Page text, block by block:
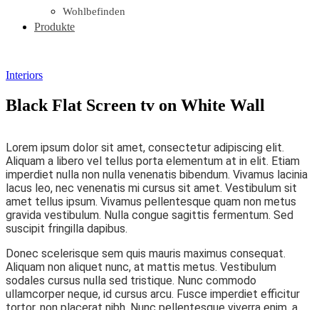
Wohlbefinden
Produkte
Interiors
Black Flat Screen tv on White Wall
Lorem ipsum dolor sit amet, consectetur adipiscing elit.
Aliquam a libero vel tellus porta elementum at in elit. Etiam
imperdiet nulla non nulla venenatis bibendum. Vivamus lacinia
lacus leo, nec venenatis mi cursus sit amet. Vestibulum sit
amet tellus ipsum. Vivamus pellentesque quam non metus
gravida vestibulum. Nulla congue sagittis fermentum. Sed
suscipit fringilla dapibus.
Donec scelerisque sem quis mauris maximus consequat.
Aliquam non aliquet nunc, at mattis metus. Vestibulum
sodales cursus nulla sed tristique. Nunc commodo
ullamcorper neque, id cursus arcu. Fusce imperdiet efficitur